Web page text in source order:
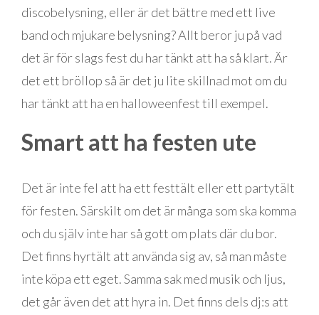
discobelysning, eller är det bättre med ett live
band och mjukare belysning? Allt beror ju på vad
det är för slags fest du har tänkt att ha så klart. Är
det ett bröllop så är det ju lite skillnad mot om du
har tänkt att ha en halloweenfest till exempel.
Smart att ha festen ute
Det är inte fel att ha ett festtält eller ett partytält
för festen. Särskilt om det är många som ska komma
och du själv inte har så gott om plats där du bor.
Det finns hyrtält att använda sig av, så man måste
inte köpa ett eget. Samma sak med musik och ljus,
det går även det att hyra in. Det finns dels dj:s att